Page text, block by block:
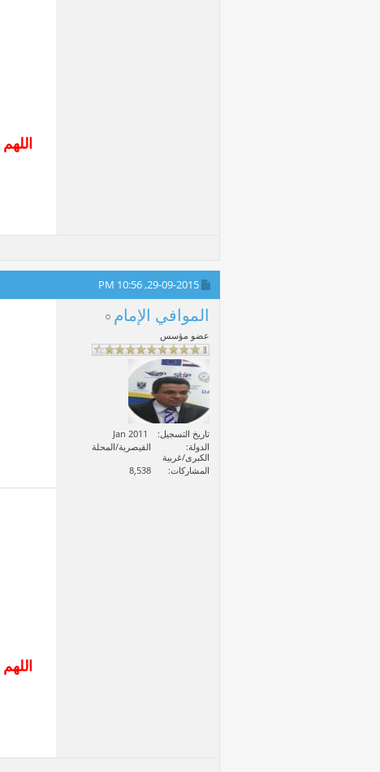
اللهم
29-09-2015,
10:56 PM
الموافي الإمام
عضو مؤسس
تاريخ التسجيل
Jan 2011
الدولة
القيصرية/المحلة
الكبرى/غربية
المشاركات
8,538
اللهم